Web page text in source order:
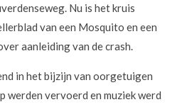
Nu is het kruis
van een Mosquito en een
aanleiding van de crash.
in het bijzijn van oorgetuigen
werden vervoerd en muziek werd